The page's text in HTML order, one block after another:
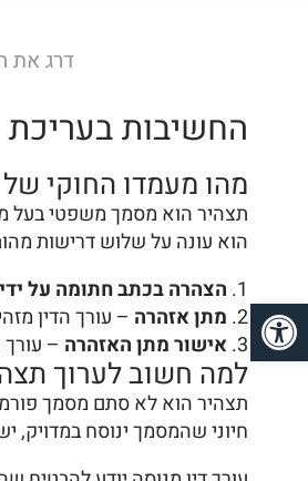
דרג את
החשיבות בעריכת
מהו מעמדו החוקי
תצהיר הוא מסמך משפטי בעל
הוא עונה על שלוש דרישות
הצהרה בכתב חתומה על
מתן אזהרה – עורך הדין
אישור מתן האזהרה –
למה חשוב לערוך
תצהיר הוא לא סתם מסמך
חיוני שהמסמך ינוסח במדויק,
פתח סרגל נגישות